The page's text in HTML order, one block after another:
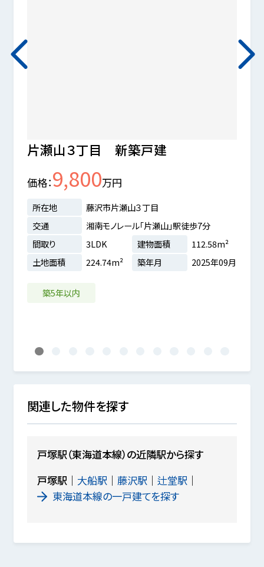
片瀬山３丁目 新築戸建
価格 9,800万円
所在地
藤沢市片瀬山３丁目
交通
湘南モノレール「片瀬山」駅徒歩7分
間取り
3LDK 建物面積
112.58m²
土地面積
224.74m² 築年月 2025年09月
築5年以内
1
関連した物件を探す
戸塚駅（東海道本線）の近隣駅から探す
戸塚駅
大船駅 藤沢駅
辻堂駅
東海道本線の一戸建てを探す